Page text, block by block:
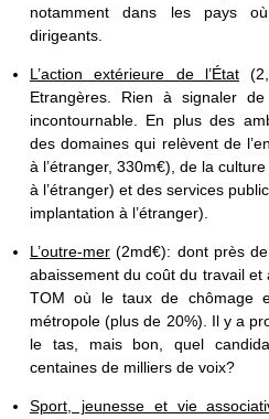
notamment dans les pays
dirigeants.
L’action extérieure de l’État
Etrangères. Rien à signaler
incontournable. En plus des
des domaines qui relèvent de
à l’étranger, 330m€), de la
à l’étranger) et des services
implantation à l’étranger).
L’outre-mer(2md€): dont près
abaissement du coût du travail et
TOM où le taux de chômage
métropole (plus de 20%). Il y a
le tas, mais bon, quel
centaines de milliers de voix?
Sport, jeunesse et vie